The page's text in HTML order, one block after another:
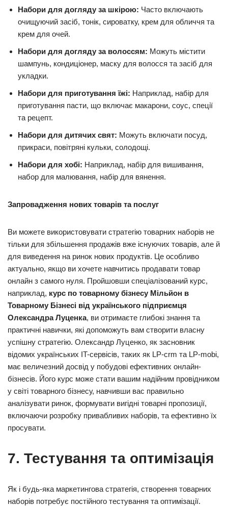
Набори для догляду за шкірою: Часто включають
очищуючий засіб, тонік, сироватку, крем для обличчя та
крем для очей.
Набори для догляду за волоссям: Можуть містити
шампунь, кондиціонер, маску для волосся та засіб для
укладки.
Набори для приготування їжі: Наприклад, набір для
приготування пасти, що включає макарони, соус, спеції
та рецепт.
Набори для дитячих свят: Можуть включати посуд,
прикраси, повітряні кульки, солодощі.
Набори для хобі: Наприклад, набір для вишивання,
набор для малювання, набір для вянення.
Запровадження нових товарів та послуг
Ви можете використовувати стратегію товарних наборів не
тільки для збільшення продажів вже існуючих товарів, але й
для виведення на ринок нових продуктів. Це особливо
актуально, якщо ви хочете навчитись продавати товар
онлайн з самого нуля. Пройшовши спеціалізований курс,
наприклад, курс по товарному бізнесу Мільйон в
Товарному Бізнесі від українського підприємця
Олександра Луценка, ви отримаєте глибокі знання та
практичні навички, які допоможуть вам створити власну
успішну стратегію. Олександр Луценко, як засновник
відомих українських IT-сервісів, таких як LP-crm та LP-mobi,
має величезний досвід у побудові ефективних онлайн-
бізнесів. Його курс може стати вашим надійним провідником
у світі товарного бізнесу, навчивши вас правильно
аналізувати ринок, формувати вигідні товарні пропозиції,
включаючи розробку привабливих наборів, та ефективно їх
просувати.
7. Тестування та оптимізація
Як і будь-яка маркетингова стратегія, створення товарних
наборів потребує постійного тестування та оптимізації.